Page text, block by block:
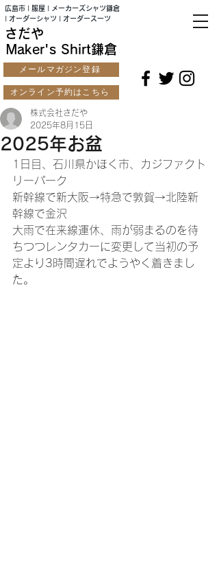
さだや
オンライン予約はこちら
メールマガジン登録
Maker's Shirt鎌倉
広島市 | 服屋 | メーカーズシャツ鎌倉
| オーダーシャツ | オーダースーツ
2025年お盆
株式会社さだや
2025年8月15日
1日目、石川県かほく市、カジファクト
リーパーク
新幹線で新大阪→特急で敦賀→北陸新
幹線で金沢
大雨で在来線運休、雨が弱まるのを待
ちつつレンタカーに変更して当初の予
定より3時間遅れでようやく着きまし
た。